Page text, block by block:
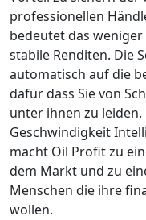
professionellen
bedeutet das
stabile Renditen. Die
automatisch auf die
dafür dass Sie von
unter ihnen zu
Geschwindigkeit
macht Oil Profit zu
dem Markt und zu
Menschen die ihre
wollen.